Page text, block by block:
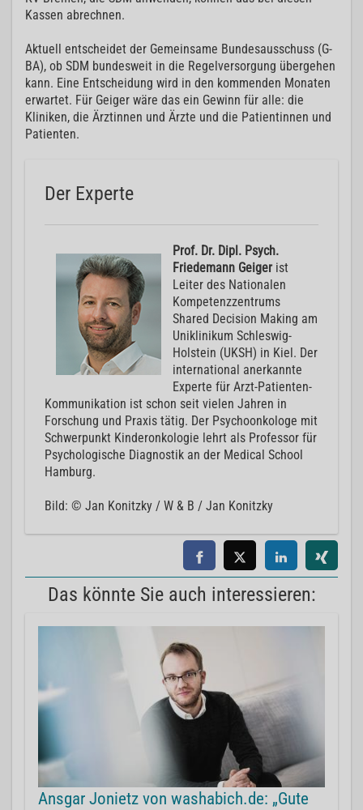
Kassen abrechnen.
Aktuell entscheidet der Gemeinsame Bundesausschuss (G-
BA), ob SDM bundesweit in die Regelversorgung übergehen
kann. Eine Entscheidung wird in den kommenden Monaten
erwartet. Für Geiger wäre das ein Gewinn für alle: die
Kliniken, die Ärztinnen und Ärzte und die Patientinnen und
Patienten.
Der Experte
Prof. Dr. Dipl. Psych.
Friedemann Geigerist
Leiter des Nationalen
Kompetenzzentrums
Shared Decision Making am
Uniklinikum Schleswig-
Holstein (UKSH) in Kiel. Der
international anerkannte
Experte für Arzt-Patienten-
Kommunikation ist schon seit vielen Jahren in
Forschung und Praxis tätig. Der Psychoonkologe mit
Schwerpunkt Kinderonkologie lehrt als Professor für
Psychologische Diagnostik an der Medical School
Hamburg.
Bild: © Jan Konitzky / W & B / Jan Konitzky
Das könnte Sie auch interessieren:
Ansgar Jonietz von washabich.de: „Gute